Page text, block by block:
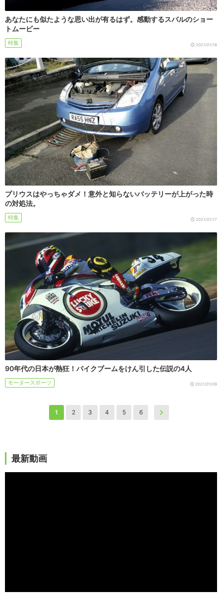
あなたにも似たような思い出が有るはず。感動するスバルのショー
トムービー
特集 2021/01/18
プリウスはやっちゃダメ！意外と知らないバッテリーが上がった時
の対処法。
特集 2021/01/17
90年代の日本が熱狂！バイクブームをけん引した伝説の4人
モータースポーツ 2021/01/09
1 2 3 4 5 6
最新動画